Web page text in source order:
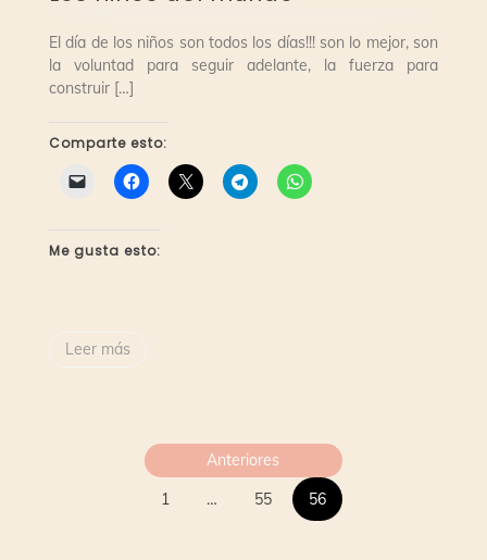
El día de los niños son todos los días!!! son lo mejor, son
la voluntad para seguir adelante, la fuerza para
construir […]
Comparte esto:
Me gusta esto:
Leer más
Paginación
de
entradas
Anteriores
1
… 55 56